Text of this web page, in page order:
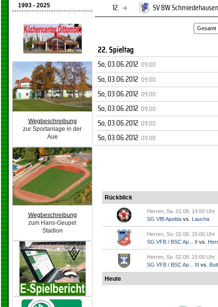
1993 - 2025
Wegbeschreibung
zur Sportanlage in der
Aue
Wegbeschreibung
zum Hans-Geupel
Stadion
12.
SV BW Schmiedehausen
Gesamt
22. Spieltag
So, 03.06.2012 09:00
So, 03.06.2012 09:00
So, 03.06.2012 09:00
So, 03.06.2012 09:00
So, 03.06.2012 09:00
So, 03.06.2012 09:00
Rückblick
Herren, Sa. 01.08. 14:00 Uhr
SG VfB Apolda vs. Laucha
Herren, So. 02.08. 15:00 Uhr
SG VFB / BSC Ap... II vs.
Herren, So. 02.08. 15:00 Uhr
SG VFB / BSC Ap... III vs.
Heute